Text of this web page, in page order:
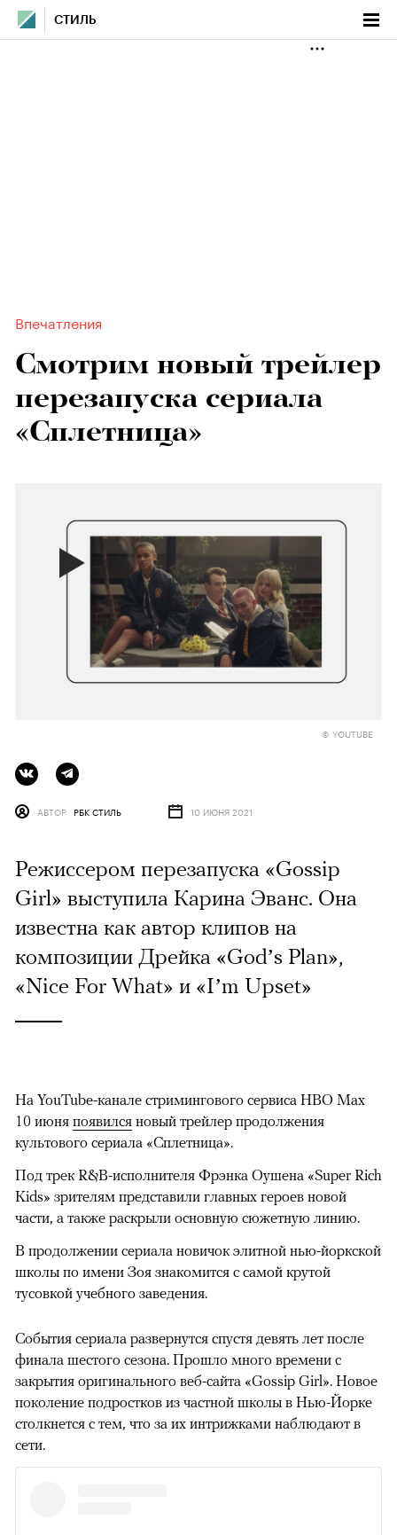
СТИЛЬ
Впечатления
Смотрим новый трейлер
перезапуска сериала
«Сплетница»
© YOUTUBE
АВТОР РБК СТИЛЬ 10 ИЮНЯ 2021
Режиссером перезапуска «Gossip
Girl» выступила Карина Эванс. Она
известна как автор клипов на
композиции Дрейка «God’s Plan»,
«Nice For What» и «I’m Upset»
На YouTube-канале стримингового сервиса HBO Max
10 июня появился новый трейлер продолжения
культового сериала «Сплетница».
Под трек R&B-исполнителя Фрэнка Оушена «Super Rich
Kids» зрителям представили главных героев новой
части, а также раскрыли основную сюжетную линию.
В продолжении сериала новичок элитной нью-йоркской
школы по имени Зоя знакомится с самой крутой
тусовкой учебного заведения.
События сериала развернутся спустя девять лет после
финала шестого сезона. Прошло много времени с
закрытия оригинального веб-сайта «Gossip Girl». Новое
поколение подростков из частной школы в Нью-Йорке
столкнется с тем, что за их интрижками наблюдают в
сети.